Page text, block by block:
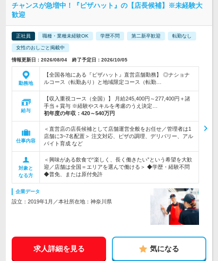
チャンスが急増中！『ピザハット』の【店長候補】※未経験大
歓迎
正社員 職種・業種未経験OK 学歴不問 第二新卒歓迎 転勤なし
女性のおしごと掲載中
情報更新日：2026/08/04 終了予定日：2026/10/05
勤務地
【全国各地にある『ピザハット』直営店舗勤務】 ◎ナショナ
ルコース（転勤あり）と地域限定コース（転勤…
給与
【収入重視コース（全国）】 月給245,400円～277,400円＋諸
手当＋賞与 ※経験やスキルを考慮のうえ決定…
初年度の年収： 420～540万円
仕事内容
＜直営店の店長候補として店舗運営全般をお任せ／管理者は1
店舗に3~7名配置＞ 注文対応、ピザの調理、デリバリー、アル
バイト育成 など
対象と
なる方
＜興味がある飲食で“楽しく、長く働きたい”という希望を大歓
迎／店舗は全国＝エリアを選んで働ける＞ ◆学歴・経験不問
◆普免、または原付免許
企業データ
設立：2019年1月／本社所在地：神奈川県
求人詳細を見る 気になる